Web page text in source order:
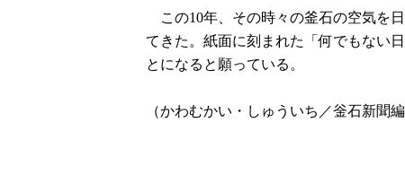
この10年、その時々の釜石の空気を
てきた。紙面に刻まれた「何でもない
とになると願っている。
（かわむかい・しゅういち／釡石新聞